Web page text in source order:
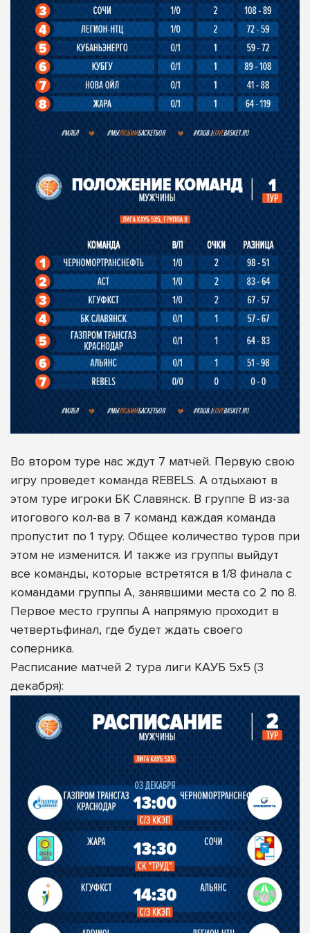
Во втором туре нас ждут 7 матчей. Первую свою
игру проведет команда REBELS. А отдыхают в
этом туре игроки БК Славянск. В группе B из-за
итогового кол-ва в 7 команд каждая команда
пропустит по 1 туру. Общее количество туров при
этом не изменится. И также из группы выйдут
все команды, которые встретятся в 1/8 финала с
командами группы А, занявшими места со 2 по 8.
Первое место группы А напрямую проходит в
четвертьфинал, где будет ждать своего
соперника.
Расписание матчей 2 тура лиги КАУБ 5х5 (3
декабря):